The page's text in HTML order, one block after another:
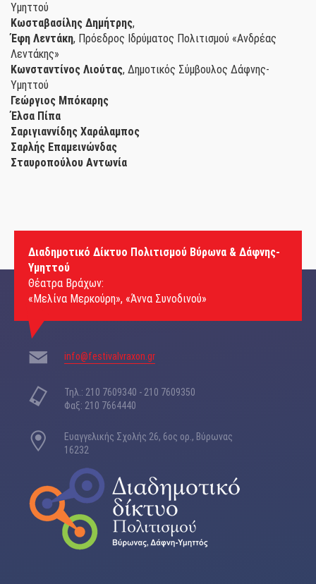
Υμηττού
Κωσταβασίλης Δημήτρης,
Έφη Λεντάκη, Πρόεδρος Ιδρύματος Πολιτισμού «Ανδρέας
Λεντάκης»
Κωνσταντίνος Λιούτας, Δημοτικός Σύμβουλος Δάφνης-
Υμηττού
Γεώργιος Μπόκαρης
Έλσα Πίπα
Σαριγιαννίδης Χαράλαμπος
Σαρλής Επαμεινώνδας
Σταυροπούλου Αντωνία
Διαδημοτικό Δίκτυο Πολιτισμού Βύρωνα & Δάφνης-
Υμηττού
Θέατρα Βράχων:
«Μελίνα Μερκούρη», «Άννα Συνοδινού»
info@festivalvraxon.gr
Τηλ.: 210 7609340 - 210 7609350
Φαξ: 210 7664440
Ευαγγελικής Σχολής 26, 6ος ορ., Βύρωνας
16232